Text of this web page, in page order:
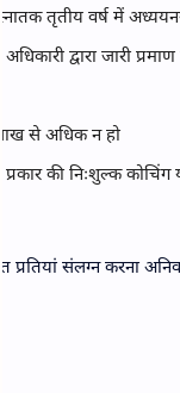
स्नातक तृतीय वर्ष में
द्वारा जारी
से अधिक न हो
प्रकार की निःशुल्क
संलग्न करना